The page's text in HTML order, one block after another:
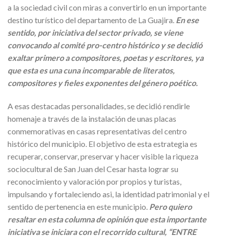
a la sociedad civil con miras a convertirlo en un importante
destino turístico del departamento de La Guajira. En ese
sentido, por iniciativa del sector privado, se viene
convocando al comité pro-centro histórico y se decidió
exaltar primero a compositores, poetas y escritores, ya
que esta es una cuna incomparable de literatos,
compositores y fieles exponentes del género poético.
A esas destacadas personalidades, se decidió rendirle
homenaje a través de la instalación de unas placas
conmemorativas en casas representativas del centro
histórico del municipio. El objetivo de esta estrategia es
recuperar, conservar, preservar y hacer visible la riqueza
sociocultural de San Juan del Cesar hasta lograr su
reconocimiento y valoración por propios y turistas,
impulsando y fortaleciendo asi, la identidad patrimonial y el
sentido de pertenencia en este municipio. Pero quiero
resaltar en esta columna de opinión que esta importante
iniciativa se iniciara con el recorrido cultural, “ENTRE